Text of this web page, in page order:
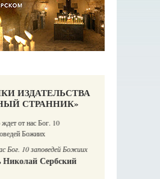
ИЗДАТЕЛЬСТВА
СТРАННИК»
Бог. 10 заповедей Божиих
Николай Сербский